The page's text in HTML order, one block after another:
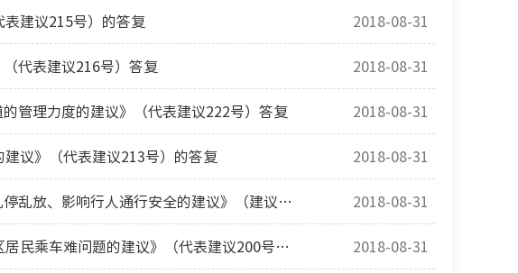
建议215号）的答复 2018-08-31
代表建议216号）答复 2018-08-31
管理力度的建议》（代表建议222号）答复 2018-08-31
议》（代表建议213号）的答复 2018-08-31
市十六届人大一次会议《关于解决西七路黑车非法营运车辆乱停乱放、影响行人通行安全的建议》（建议223号）的答复 2018-08-31
市十六届人大一次会议《关于调整24路公交线路解决莫地地区居民乘车难问题的建议》（代表建议200号）答复 2018-08-31